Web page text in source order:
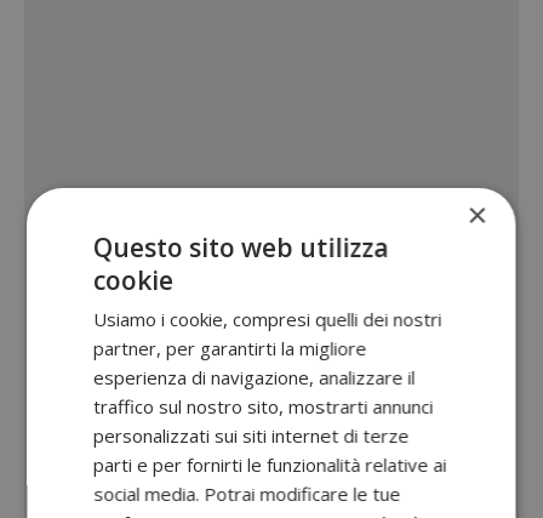
×
Questo sito web utilizza
cookie
Usiamo i cookie, compresi quelli dei nostri
partner, per garantirti la migliore
esperienza di navigazione, analizzare il
traffico sul nostro sito, mostrarti annunci
personalizzati sui siti internet di terze
parti e per fornirti le funzionalità relative ai
social media. Potrai modificare le tue